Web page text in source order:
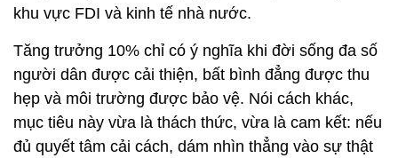
khu vực FDI và kinh tế nhà nước.
Tăng trưởng 10% chỉ có ý nghĩa khi đời sống đa số
người dân được cải thiện, bất bình đẳng được thu
hẹp và môi trường được bảo vệ. Nói cách khác,
mục tiêu này vừa là thách thức, vừa là cam kết: nếu
đủ quyết tâm cải cách, dám nhìn thẳng vào sự thật